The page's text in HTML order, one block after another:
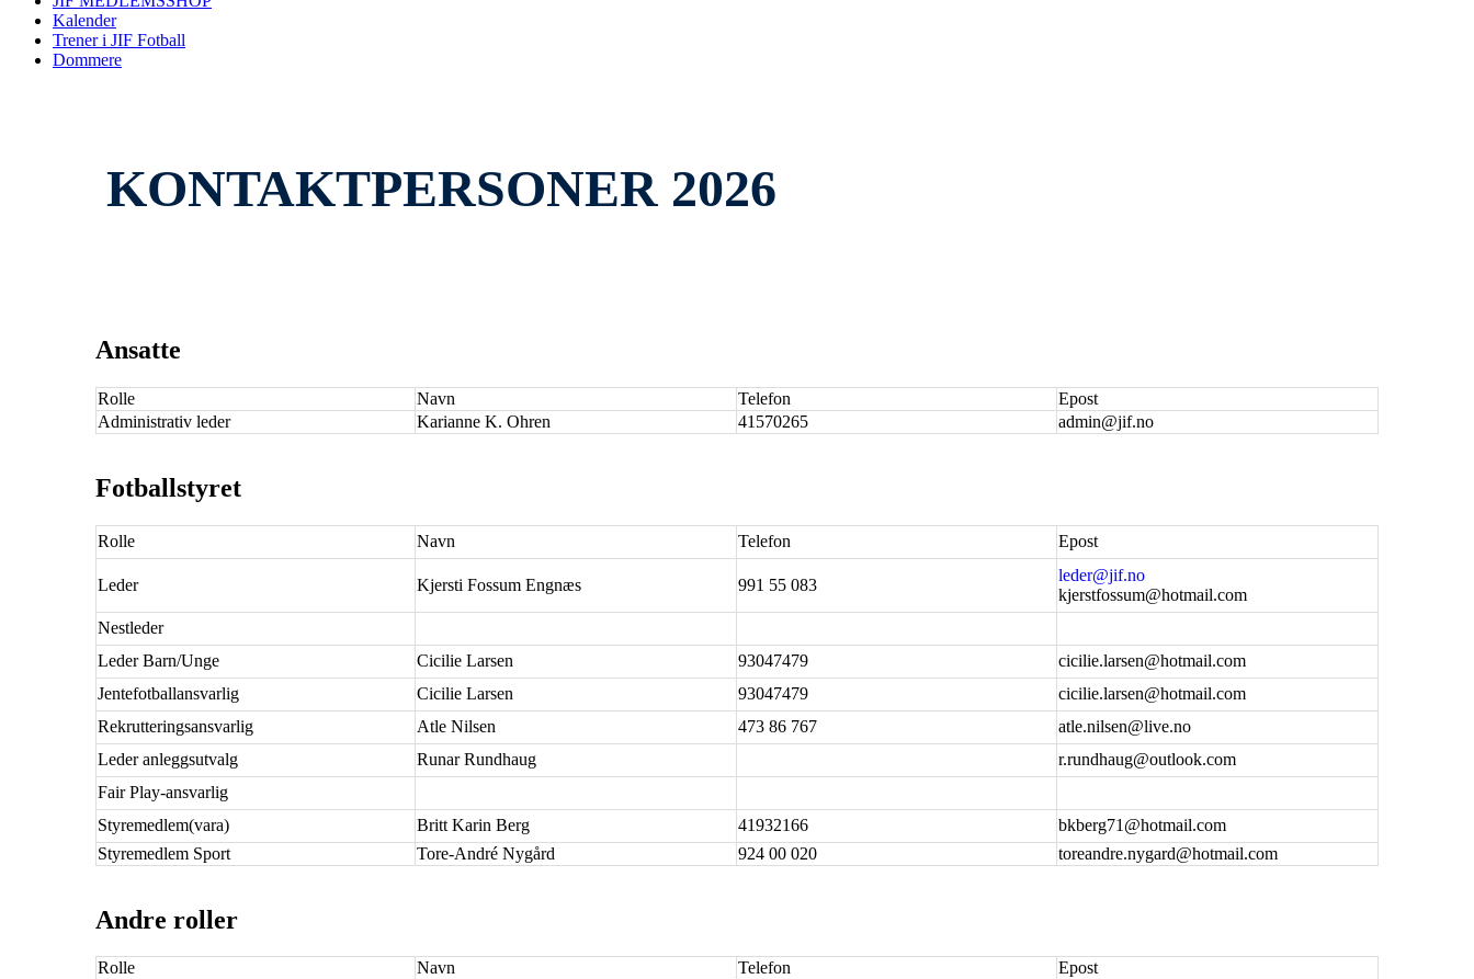
Kalender
Trener i JIF Fotball
Dommere
KONTAKTPERSONER 2026
Ansatte
Rolle Navn Telefon
Epost
Administrativ leder
Karianne K. Ohren 41570265 admin@jif.no
Fotballstyret
Rolle Navn Telefon Epost
Leder Kjersti Fossum Engnæs 991 55 083
leder@jif.no
kjerstfossum@hotmail.com
Nestleder
Leder Barn/Unge
Cicilie Larsen 93047479
cicilie.larsen@hotmail.com
Jentefotballansvarlig
Cicilie Larsen 93047479
cicilie.larsen@hotmail.com
Rekrutteringsansvarlig
Atle Nilsen 473 86 767
atle.nilsen@live.no
Leder anleggsutvalg
Runar Rundhaug
r.rundhaug@outlook.com
Fair Play-ansvarlig
Styremedlem(vara)
Britt Karin Berg 41932166
bkberg71@hotmail.com
Styremedlem Sport
Tore-André Nygård 924 00 020 toreandre.nygard@hotmail.com
Andre roller
Rolle Navn Telefon
Epost